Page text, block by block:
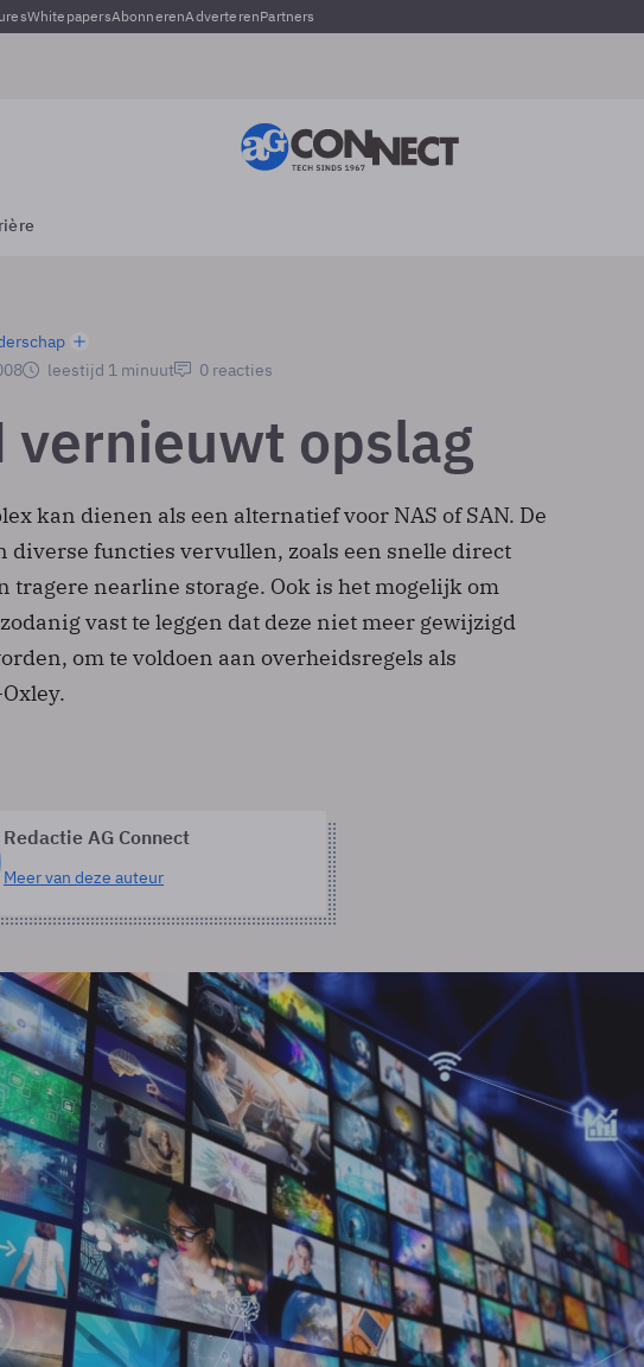
WhitepapersAbonnerenAdverterenPartners
leestijd 1 minuut 0 reacties
vernieuwt opslag
kan dienen als een alternatief voor NAS of SAN. De
diverse functies vervullen, zoals een snelle direct
tragere nearline storage. Ook is het mogelijk om
vast te leggen dat deze niet meer gewijzigd
om te voldoen aan overheidsregels als
Redactie AG Connect
Meer van deze auteur